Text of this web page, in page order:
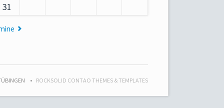
31
ROCKSOLID CONTAO THEMES & TEMPLATES